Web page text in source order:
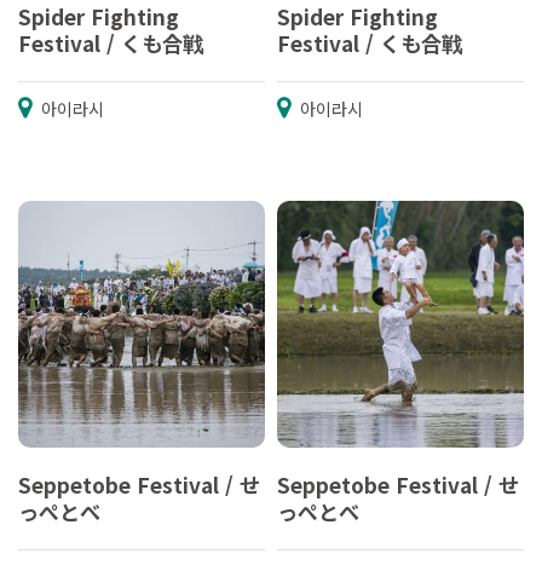
Spider Fighting
Festival / くも合戦
아이라시
Spider Fighting
Festival / くも合戦
아이라시
Seppetobe Festival / せ
っぺとべ
Seppetobe Festival / せ
っぺとべ